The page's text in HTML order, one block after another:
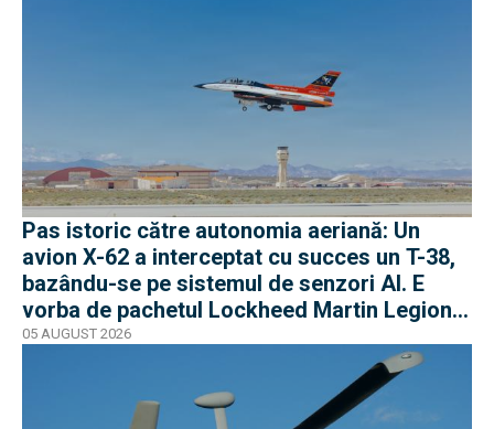
Pas istoric către autonomia aeriană: Un
avion X-62 a interceptat cu succes un T-38,
bazându-se pe sistemul de senzori AI. E
vorba de pachetul Lockheed Martin Legion
Pod
05 AUGUST 2026